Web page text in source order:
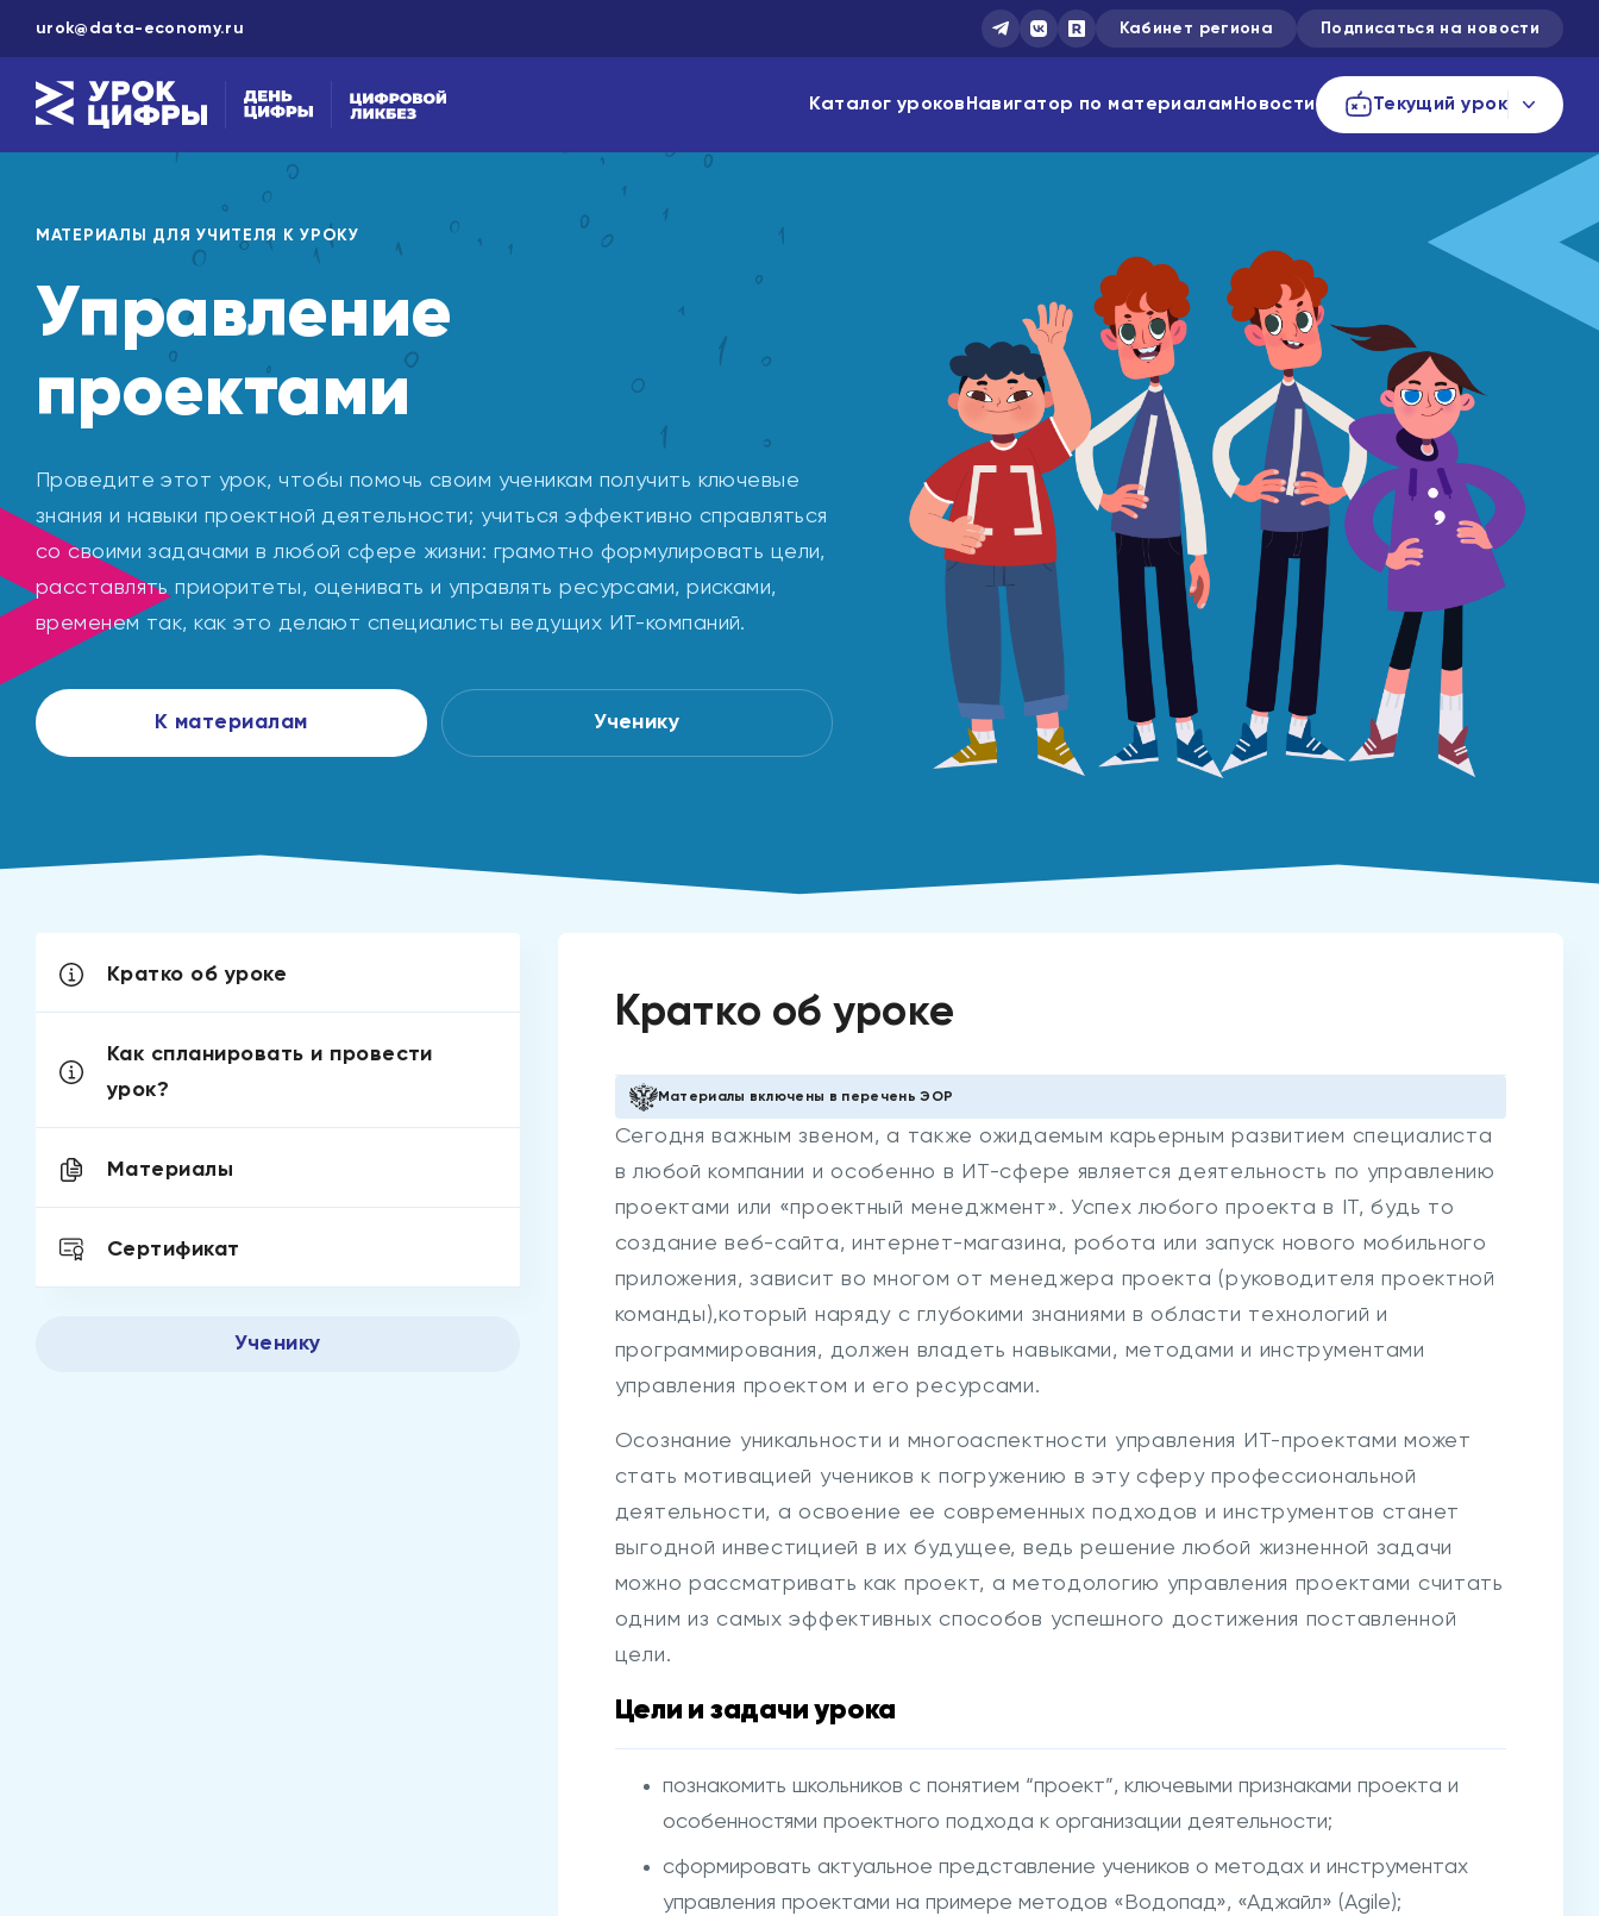
urok@data-economy.ru Кабинет региона Подписаться на новости
Каталог уроков Навигатор по материалам Новости Текущий урок
МАТЕРИАЛЫ ДЛЯ УЧИТЕЛЯ К УРОКУ
Управление
проектами
Проведите этот урок, чтобы помочь своим ученикам получить ключевые
знания и навыки проектной деятельности; учиться эффективно справляться
со своими задачами в любой сфере жизни: грамотно формулировать цели,
расставлять приоритеты, оценивать и управлять ресурсами, рисками,
временем так, как это делают специалисты ведущих ИТ-компаний.
К материалам Ученику
Кратко об уроке
Как спланировать и провести
урок?
Материалы
Сертификат
Ученику
Кратко об уроке
Материалы включены в перечень ЭОР
Сегодня важным звеном, а также ожидаемым карьерным развитием специалиста
в любой компании и особенно в ИТ-сфере является деятельность по управлению
проектами или «проектный менеджмент». Успех любого проекта в IT, будь то
создание веб-сайта, интернет-магазина, робота или запуск нового мобильного
приложения, зависит во многом от менеджера проекта (руководителя проектной
команды),который наряду с глубокими знаниями в области технологий и
программирования, должен владеть навыками, методами и инструментами
управления проектом и его ресурсами.
Осознание уникальности и многоаспектности управления ИТ-проектами может
стать мотивацией учеников к погружению в эту сферу профессиональной
деятельности, а освоение ее современных подходов и инструментов станет
выгодной инвестицией в их будущее, ведь решение любой жизненной задачи
можно рассматривать как проект, а методологию управления проектами считать
одним из самых эффективных способов успешного достижения поставленной
цели.
Цели и задачи урока
познакомить школьников с понятием “проект”, ключевыми признаками проекта и
особенностями проектного подхода к организации деятельности;
сформировать актуальное представление учеников о методах и инструментах
управления проектами на примере методов «Водопад», «Аджайл» (Agile);